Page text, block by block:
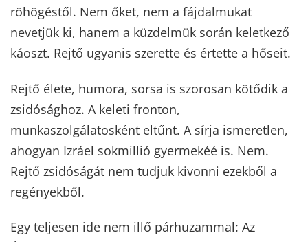
röhögéstől. Nem őket, nem a fájdalmukat
nevetjük ki, hanem a küzdelmük során keletkező
káoszt. Rejtő ugyanis szerette és értette a hőseit.
Rejtő élete, humora, sorsa is szorosan kötődik a
zsidósághoz. A keleti fronton,
munkaszolgálatosként eltűnt. A sírja ismeretlen,
ahogyan Izráel sokmillió gyermekéé is. Nem.
Rejtő zsidóságát nem tudjuk kivonni ezekből a
regényekből.
Egy teljesen ide nem illő párhuzammal: Az